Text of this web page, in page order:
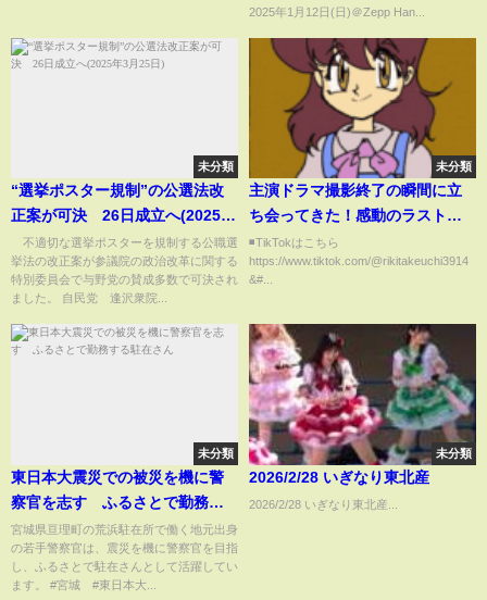
2025年1月12日(日)＠Zepp Han...
未分類
“選挙ポスター規制”の公選法改
正案が可決 26日成立へ(2025年
3月25日)
不適切な選挙ポスターを規制する公職選
挙法の改正案が参議院の政治改革に関する
特別委員会で与野党の賛成多数で可決され
ました。 自民党 逢沢衆院...
未分類
主演ドラマ撮影終了の瞬間に立
ち会ってきた！感動のラストに
注目
◾️TikTokはこちら
https://www.tiktok.com/@rikitakeuchi3914
&#...
未分類
東日本大震災での被災を機に警
察官を志す ふるさとで勤務す
る駐在さん
宮城県亘理町の荒浜駐在所で働く地元出身
の若手警察官は、震災を機に警察官を目指
し、ふるさとで駐在さんとして活躍してい
ます。 #宮城 #東日本大...
未分類
2026/2/28 いぎなり東北産
2026/2/28 いぎなり東北産...